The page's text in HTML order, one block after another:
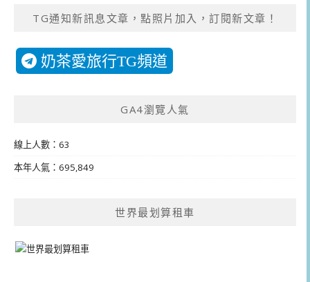
TG通知新訊息文章，點照片加入，訂閱新文章！
奶茶愛旅行TG頻道
GA4瀏覽人氣
線上人數：63
本年人氣：695,849
世界最划算租車